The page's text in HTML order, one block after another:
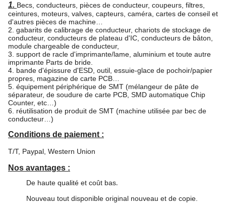
1. Becs, conducteurs, pièces de conducteur, coupeurs, filtres,
ceintures, moteurs, valves, capteurs, caméra, cartes de conseil et
d'autres pièces de machine…
2. gabarits de calibrage de conducteur, chariots de stockage de
conducteur, conducteurs de plateau d'IC, conducteurs de bâton,
module chargeable de conducteur,
3. support de racle d'imprimante/lame, aluminium et toute autre
imprimante Parts de bride.
4. bande d'épissure d'ESD, outil, essuie-glace de pochoir/papier
propres, magazine de carte PCB…
5. équipement périphérique de SMT (mélangeur de pâte de
séparateur, de soudure de carte PCB, SMD automatique Chip
Counter, etc…)
6. réutilisation de produit de SMT (machine utilisée par bec de
conducteur…)
Conditions de paiement :
T/T, Paypal, Western Union
Nos avantages :
De haute qualité et coût bas.
Nouveau tout disponible original nouveau et de copie.